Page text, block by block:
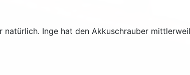
Inge hat den Akkuschrauber